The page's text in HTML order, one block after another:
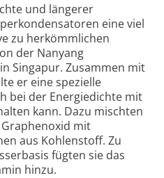
und längerer
eine viel
zu herkömmlichen
der Nanyang
Singapur. Zusammen mit
er eine spezielle
bei der Energiedichte mit
kann. Dazu mischten
Graphenoxid mit
aus Kohlenstoff. Zu
fügten sie das
hinzu.